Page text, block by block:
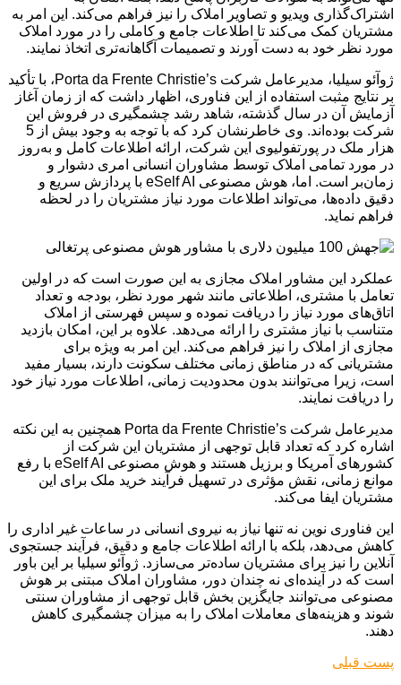
اشتراک‌گذاری ویدیو و تصاویر املاک را نیز فراهم می‌کند. این امر به
مشتریان کمک می‌کند تا اطلاعات جامع و کاملی را در مورد املاک
مورد نظر خود به دست آورند و تصمیمات آگاهانه‌تری اتخاذ نمایند.
ژوآئو سیلیا، مدیرعامل شرکت Porta da Frente Christie’s، با تأکید
بر نتایج مثبت استفاده از این فناوری، اظهار داشت که از زمان آغاز
آزمایش آن در سال گذشته، شاهد رشد چشمگیری در فروش این
شرکت بوده‌اند. وی خاطرنشان کرد که با توجه به وجود بیش از 5
هزار ملک در پورتفولیوی این شرکت، ارائه اطلاعات کامل و به‌روز
در مورد تمامی املاک توسط مشاوران انسانی امری دشوار و
زمان‌بر است. اما، هوش مصنوعی eSelf AI با پردازش سریع و
دقیق داده‌ها، می‌تواند اطلاعات مورد نیاز مشتریان را در لحظه
فراهم نماید.
عملکرد این مشاور املاک مجازی به این صورت است که در اولین
تعامل با مشتری، اطلاعاتی مانند شهر مورد نظر، بودجه و تعداد
اتاق‌های مورد نیاز را دریافت نموده و سپس فهرستی از املاک
متناسب با نیاز مشتری را ارائه می‌دهد. علاوه بر این، امکان بازدید
مجازی از املاک را نیز فراهم می‌کند. این امر به ویژه برای
مشتریانی که در مناطق زمانی مختلف سکونت دارند، بسیار مفید
است، زیرا می‌توانند بدون محدودیت زمانی، اطلاعات مورد نیاز خود
را دریافت نمایند.
مدیرعامل شرکت Porta da Frente Christie’s همچنین به این نکته
اشاره کرد که تعداد قابل توجهی از مشتریان این شرکت از
کشورهای آمریکا و برزیل هستند و هوش مصنوعی eSelf AI با رفع
موانع زمانی، نقش مؤثری در تسهیل فرآیند خرید ملک برای این
مشتریان ایفا می‌کند.
این فناوری نوین نه تنها نیاز به نیروی انسانی در ساعات غیر اداری را
کاهش می‌دهد، بلکه با ارائه اطلاعات جامع و دقیق، فرآیند جستجوی
آنلاین را نیز برای مشتریان ساده‌تر می‌سازد. ژوآئو سیلیا بر این باور
است که در آینده‌ای نه چندان دور، مشاوران املاک مبتنی بر هوش
مصنوعی می‌توانند جایگزین بخش قابل توجهی از مشاوران سنتی
شوند و هزینه‌های معاملات املاک را به میزان چشمگیری کاهش
دهند.
پست قبلی